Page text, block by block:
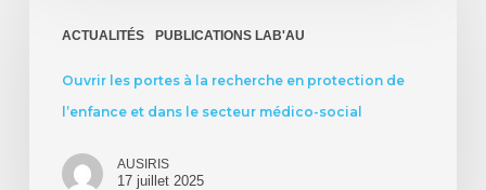
ACTUALITÉS PUBLICATIONS LAB'AU
recherche
protection
l’enfance
Ouvrir les portes à la recherche en protection de
l’enfance et dans le secteur médico-social
AUSIRIS
17 juillet 2025